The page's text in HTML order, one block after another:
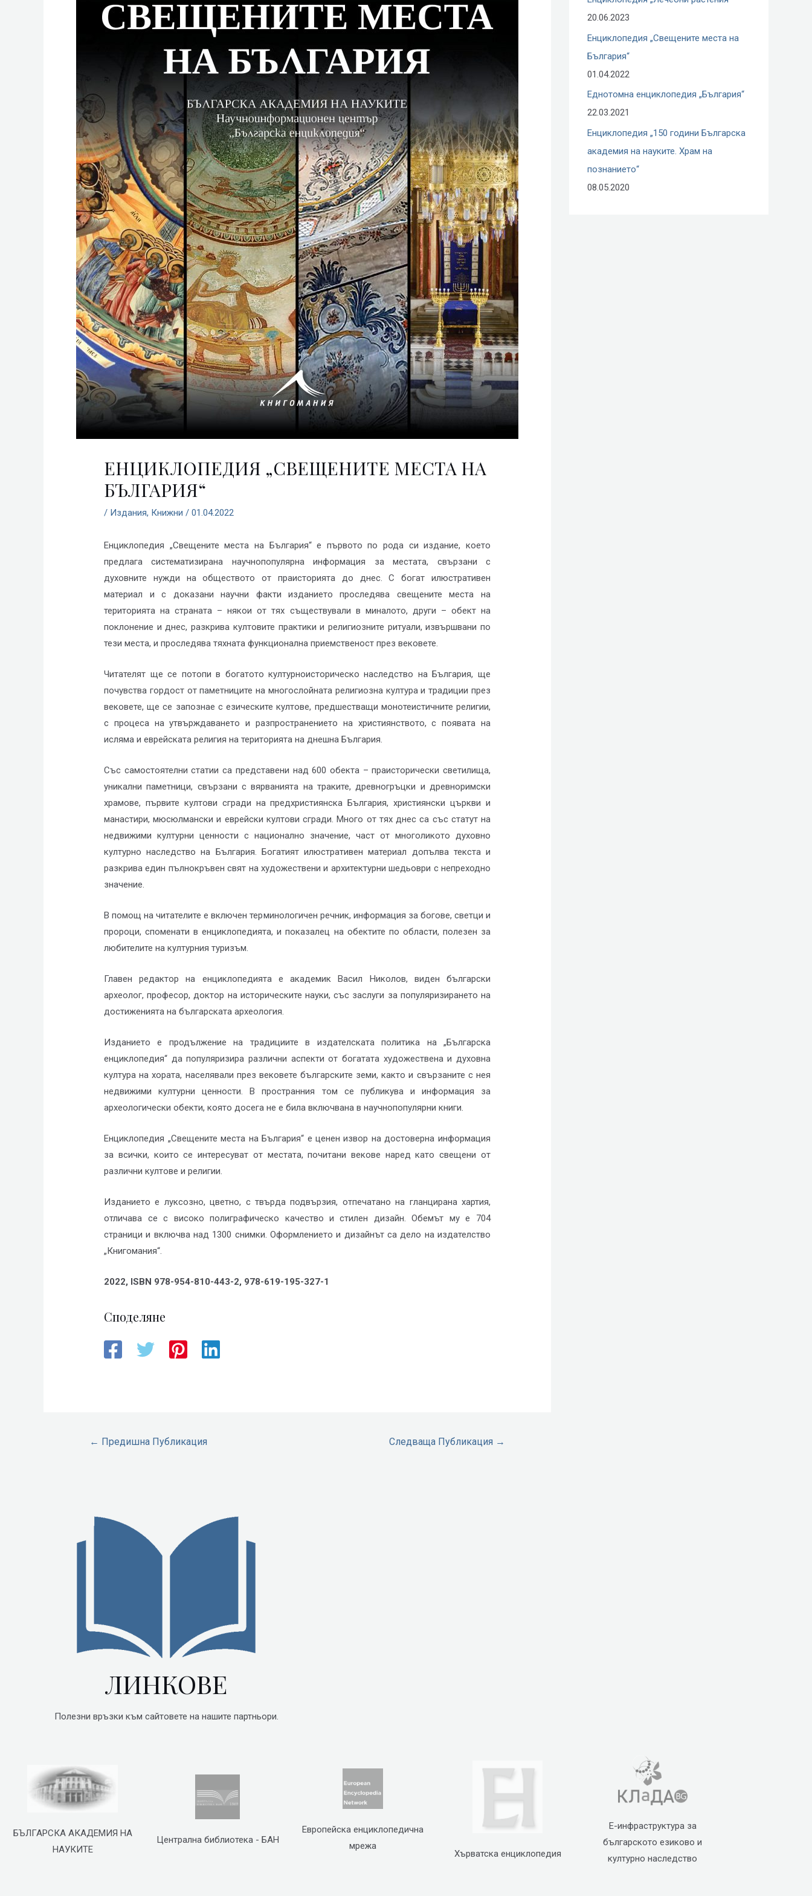
ЕНЦИКЛОПЕДИЯ „СВЕЩЕНИТЕ МЕСТА НА
БЪЛГАРИЯ“
/ Издания, Книжни /01.04.2022
Енциклопедия „Свещените места на България“ е първото по рода си издание, което
предлага систематизирана научнопопулярна информация за местата, свързани с
духовните нужди на обществото от праисторията до днес. С богат илюстративен
материал и с доказани научни факти изданието проследява свещените места на
територията на страната – някои от тях съществували в миналото, други – обект на
поклонение и днес, разкрива култовите практики и религиозните ритуали, извършвани по
тези места, и проследява тяхната функционална приемственост през вековете.
Читателят ще се потопи в богатото културноисторическо наследство на България, ще
почувства гордост от паметниците на многослойната религиозна култура и традиции през
вековете, ще се запознае с езическите култове, предшестващи монотеистичните религии,
с процеса на утвърждаването и разпространението на християнството, с появата на
исляма и еврейската религия на територията на днешна България.
Със самостоятелни статии са представени над 600 обекта – праисторически светилища,
уникални паметници, свързани с вярванията на траките, древногръцки и древноримски
храмове, първите култови сгради на предхристиянска България, християнски църкви и
манастири, мюсюлмански и еврейски култови сгради. Много от тях днес са със статут на
недвижими културни ценности с национално значение, част от многоликото духовно
културно наследство на България. Богатият илюстративен материал допълва текста и
разкрива един пълнокръвен свят на художествени и архитектурни шедьоври с непреходно
значение.
В помощ на читателите е включен терминологичен речник, информация за богове, светци и
пророци, споменати в енциклопедията, и показалец на обектите по области, полезен за
любителите на културния туризъм.
Главен редактор на енциклопедията е академик Васил Николов, виден български
археолог, професор, доктор на историческите науки, със заслуги за популяризирането на
достиженията на българската археология.
Изданието е продължение на традициите в издателската политика на „Българска
енциклопедия“ да популяризира различни аспекти от богатата художествена и духовна
култура на хората, населявали през вековете българските земи, както и свързаните с нея
недвижими културни ценности. В пространния том се публикува и информация за
археологически обекти, която досега не е била включвана в научнопопулярни книги.
Енциклопедия „Свещените места на България“ е ценен извор на достоверна информация
за всички, които се интересуват от местата, почитани векове наред като свещени от
различни култове и религии.
Изданието е луксозно, цветно, с твърда подвързия, отпечатано на гланцирана хартия,
отличава се с високо полиграфическо качество и стилен дизайн. Обемът му е 704
страници и включва над 1300 снимки. Оформлението и дизайнът са дело на издателство
„Книгомания“.
2022, ISBN 978-954-810-443-2, 978-619-195-327-1
Споделяне
← Предишна Публикация Следваща Публикация →
:20.06.2023
Енциклопедия „Свещените места на
България“
01.04.2022
Еднотомна енциклопедия „България“
22.03.2021
Енциклопедия „150 години Българска
академия на науките. Храм на
познанието“
08.05.2020
ЛИНКОВЕ
Полезни връзки към сайтовете на нашите партньори.
БЪЛГАРСКА АКАДЕМИЯ НА
НАУКИТЕ
Централна библиотека - БАН
Европейска енциклопедична
мрежа
Хърватска енциклопедия
Е-инфраструктура за
българското езиково и
културно наследство